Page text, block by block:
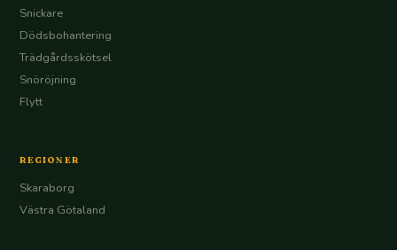
Snickare
Dödsbohantering
Trädgårdsskötsel
Snöröjning
Flytt
REGIONER
Skaraborg
Västra Götaland